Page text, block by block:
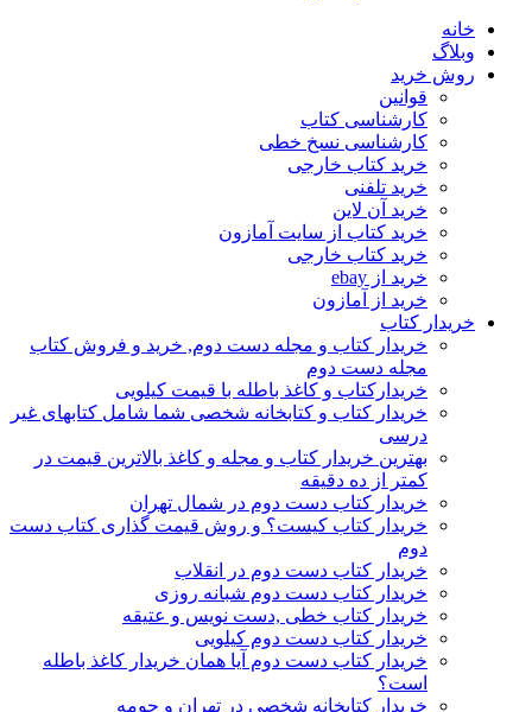
خانه
وبلاگ
روش خرید
قوانین
کارشناسی کتاب
کارشناسی نسخ خطی
خرید کتاب خارجی
خرید تلفنی
خرید آن لاین
خرید کتاب از سایت آمازون
خرید کتاب خارجی
خرید از ebay
خرید از آمازون
خریدار کتاب
خریدار کتاب و مجله دست دوم, خرید و فروش کتاب
مجله دست دوم
خریدارکتاب و کاغذ باطله با قیمت کیلویی
خریدار کتاب و کتابخانه شخصی شما شامل کتابهای غیر
درسی
بهترین خریدار کتاب و مجله و کاغذ بالاترین قیمت در
کمتر از ده دقیقه
خریدار کتاب دست دوم در شمال تهران
خریدار کتاب کیست؟ و روش قیمت گذاری کتاب دست
دوم
خریدار کتاب دست دوم در انقلاب
خریدار کتاب دست دوم شبانه روزی
خریدار کتاب خطی ,دست نویس و عتیقه
خریدار کتاب دست دوم کیلویی
خریدار کتاب دست دوم آیا همان خریدار کاغذ باطله
است؟
خریدار کتابخانه شخصی در تهران و حومه